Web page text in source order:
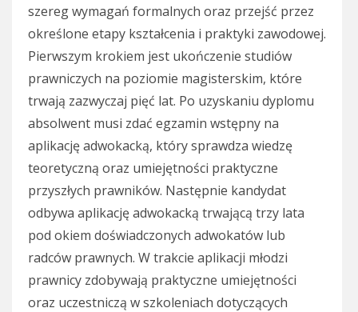
szereg wymagań formalnych oraz przejść przez
określone etapy kształcenia i praktyki zawodowej.
Pierwszym krokiem jest ukończenie studiów
prawniczych na poziomie magisterskim, które
trwają zazwyczaj pięć lat. Po uzyskaniu dyplomu
absolwent musi zdać egzamin wstępny na
aplikację adwokacką, który sprawdza wiedzę
teoretyczną oraz umiejętności praktyczne
przyszłych prawników. Następnie kandydat
odbywa aplikację adwokacką trwającą trzy lata
pod okiem doświadczonych adwokatów lub
radców prawnych. W trakcie aplikacji młodzi
prawnicy zdobywają praktyczne umiejętności
oraz uczestniczą w szkoleniach dotyczących